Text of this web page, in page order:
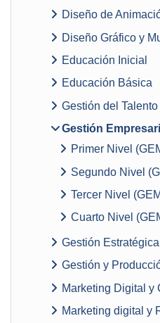
Diseño de
Diseño Gráfico y
Educación Inicial
Educación Básica
Gestión del
Gestión
Primer Nivel
Segundo Nivel
Tercer Nivel
Cuarto Nivel
Gestión
Gestión y
Marketing Digital y
Marketing digital y